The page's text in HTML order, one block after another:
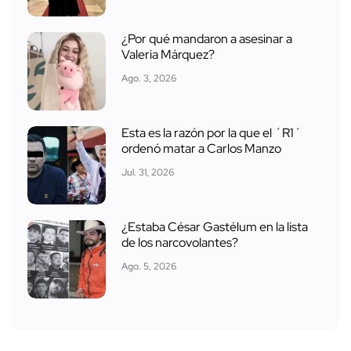
¿Por qué mandaron a asesinar a
Valeria Márquez?
Ago. 3, 2026
Esta es la razón por la que el ´R1´
ordenó matar a Carlos Manzo
Jul. 31, 2026
¿Estaba César Gastélum en la lista
de los narcovolantes?
Ago. 5, 2026